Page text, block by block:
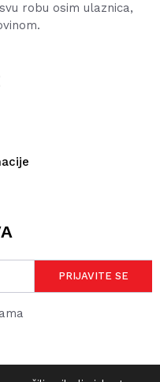
robu osim ulaznica,